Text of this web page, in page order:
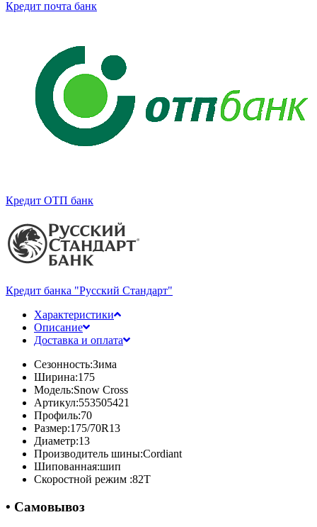
Кредит почта банк
Кредит ОТП банк
Кредит банка "Русский Стандарт"
Характеристики
Описание
Доставка и оплата
Сезонность:Зима
Ширина:175
Модель:Snow Cross
Артикул:553505421
Профиль:70
Размер:175/70R13
Диаметр:13
Производитель шины:Cordiant
Шипованная:шип
Скоростной режим :82T
• Самовывоз